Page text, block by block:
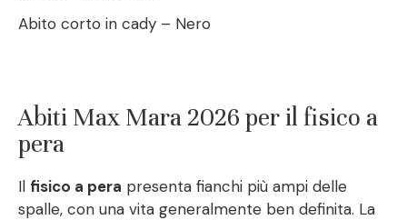
Abito corto in cady – Nero
Abiti Max Mara 2026 per il fisico a
pera
Il fisico a pera presenta fianchi più ampi delle
spalle, con una vita generalmente ben definita. La